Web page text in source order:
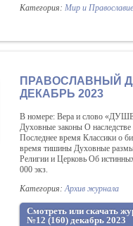
Категория: Мир и Православие
ПРАВОСЛАВНЫЙ
ДЕКАБРЬ 2023
В номере: Вера и слово
Духовные законы О
Последнее время Классики о
время тишины Духовные
Религии и Церковь Об
000 экз.
Категория:Архив журнала
Смотреть или скачать
№12 (160) декабрь 2023